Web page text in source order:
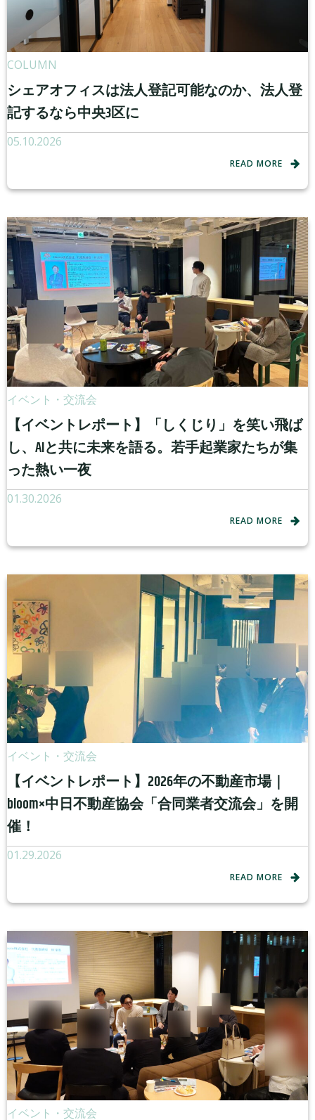
COLUMN
シェアオフィスは法人登記可能なのか、法人登
記するなら中央3区に
05.10.2026
READ MORE
イベント・交流会
【イベントレポート】「しくじり」を笑い飛ば
し、AIと共に未来を語る。若手起業家たちが集
った熱い一夜
01.30.2026
READ MORE
イベント・交流会
【イベントレポート】2026年の不動産市場｜
bloom×中日不動産協会「合同業者交流会」を開
催！
01.29.2026
READ MORE
イベント・交流会